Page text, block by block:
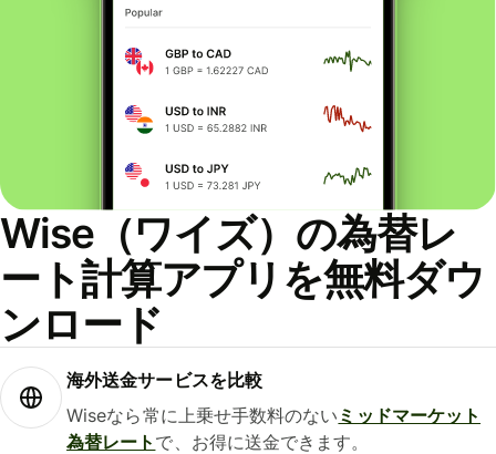
Wise（ワイズ）の為替レ
ート計算アプリを無料ダウ
ンロード
海外送金サービスを比較
Wiseなら常に上乗せ手数料のない ミッドマーケット
為替レート で、お得に送金できます。